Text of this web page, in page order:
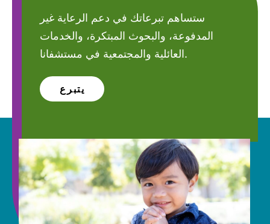
ستساهم تبرعاتك في دعم الرعاية غير
المدفوعة، والبحوث المبتكرة، والخدمات
العائلية والمجتمعية في مستشفانا.
يتبرع